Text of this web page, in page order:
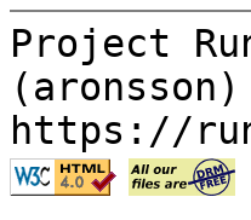
Project
(aronsson)
https://